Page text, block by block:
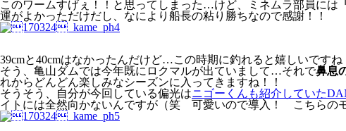
このワームすげぇ！！と思ってしまった…けど、ミネムラ部員には
運がよかっただけだし、なにより船長の粘り勝ちなので感謝！！
39cmと40cmはなかったんだけど…この時期に釣れると嬉しいです
そう、亀山ダムでは今年既にロクマルが出ていまして…それで鼻息
れからどんどん楽しみなシーズンに入ってきますね！！
そうそう、自分が今回している偏光はニゴーくんも紹介していた
イトには全然向かないんですが（笑 可愛いので導入！ こちらの